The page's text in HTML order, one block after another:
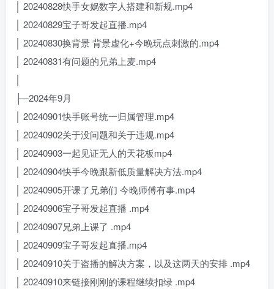
│ 20240828快手女娲数字人搭建和新规.mp4
│ 20240829宝子哥发起直播.mp4
│ 20240830换背景 背景虚化+今晚玩点刺激的.mp4
│ 20240831有问题的兄弟上麦.mp4
├─2024年9月
│ 20240901快手账号统一归属管理.mp4
│ 20240902关于没问题和关于违规.mp4
│ 20240903一起见证无人的天花板mp4
│ 20240904快手今晚跟新低质量解决方法.mp4
│ 20240905开课了兄弟们 今晚师傅有事.mp4
│ 20240906宝子哥发起直播 .mp4
│ 20240907兄弟上课了 .mp4
│ 20240909宝子哥发起直播.mp4
│ 20240910关于盗播的解决方案，以及这两天的安排 .mp4
│ 20240910来链接刚刚的课程继续扣绿 .mp4